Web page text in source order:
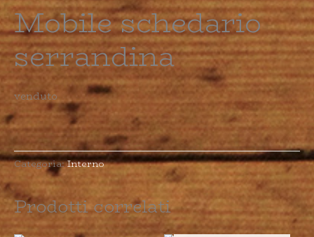
Mobile schedario
serrandina
venduto
Categoria:Interno
Prodotti correlati
ESAURITO